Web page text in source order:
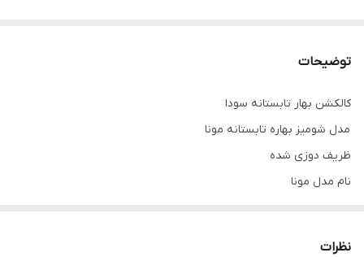
توضیحات
کالکشن بهار تابستانه سودا
مدل شومیز بهاره تابستانه مونا
ظریف دوزی شده
نام مدل مونا
نظرات